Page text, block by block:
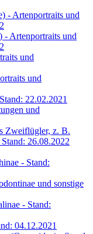
- Artenportraits und
- Artenportraits und
und
und
22.02.2021
und
Zweiflügler, z. B.
26.08.2022
- Stand:
und sonstige
- Stand:
04.12.2021